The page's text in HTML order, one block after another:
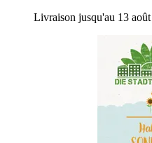
Livraison jusqu'au 13 août